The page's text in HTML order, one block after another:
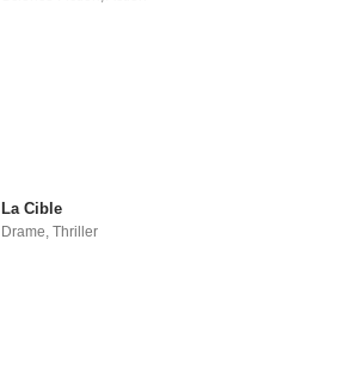
La Cible
Drame,Thriller